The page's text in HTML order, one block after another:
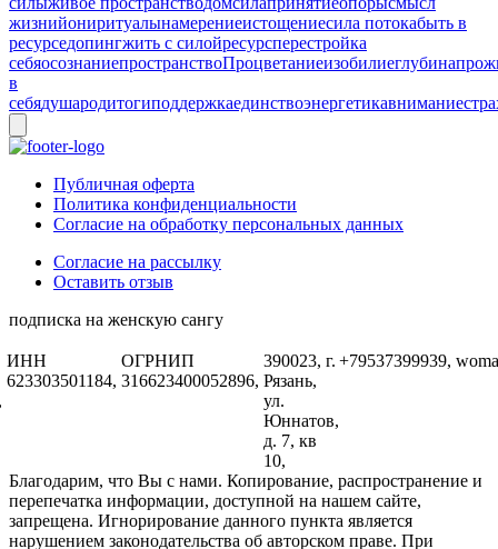
жизнийониритуалынамерениеистощениесила потокабыть в
ресурседопингжить с силойресурсперестройка
себяосознаниепространствоПроцветаниеизобилиеглубина
в
себядушародитогиподдержкаединствоэнергетикавнимание
Публичная оферта
Политика конфиденциальности
Согласие на обработку персональных данных
Согласие на рассылку
Оставить отзыв
подписка на женскую сангу
ИНН
623303501184,
ОГРНИП
316623400052896,
390023, г.
Рязань,
ул.
Юннатов,
д. 7, кв
10,
+79537399939,
Благодарим, что Вы с нами. Копирование, распространение и
перепечатка информации, доступной на нашем сайте,
запрещена. Игнорирование данного пункта является
нарушением законодательства об авторском праве. При